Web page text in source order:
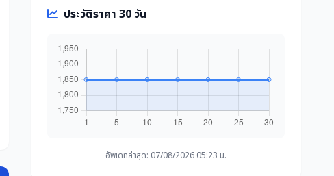
ประวัติราคา 30 วัน
อัพเดทล่าสุด: 07/08/2026 05:23 น.